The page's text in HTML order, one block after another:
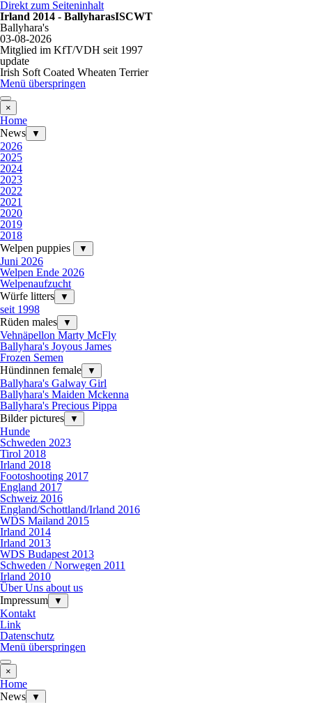
Direkt zum Seiteninhalt
Irland 2014 - BallyharasISCWT
Ballyhara's
03-08-2026
Mitglied im KfT/VDH seit 1997
update
Irish Soft Coated Wheaten Terrier
Menü überspringen
×
Home
News
▼
2026
2025
2024
2023
2022
2021
2020
2019
2018
Welpen puppies
▼
Juni 2026
Welpen Ende 2026
Welpenaufzucht
Würfe litters
▼
seit 1998
Rüden males
▼
Vehnäpellon Marty McFly
Ballyhara's Joyous James
Frozen Semen
Hündinnen female
▼
Ballyhara's Galway Girl
Ballyhara's Maiden Mckenna
Ballyhara's Precious Pippa
Bilder pictures
▼
Hunde
Schweden 2023
Tirol 2018
Irland 2018
Footoshooting 2017
England 2017
Schweiz 2016
England/Schottland/Irland 2016
WDS Mailand 2015
Irland 2014
Irland 2013
WDS Budapest 2013
Schweden / Norwegen 2011
Irland 2010
Über Uns about us
Impressum
▼
Kontakt
Link
Datenschutz
Menü überspringen
×
Home
News
▼